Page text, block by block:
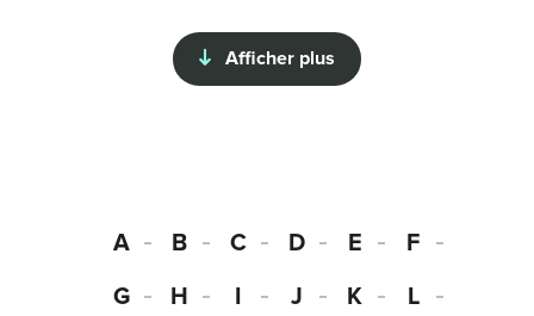
Afficher plus
A B C D E
F
G
H I J K
L